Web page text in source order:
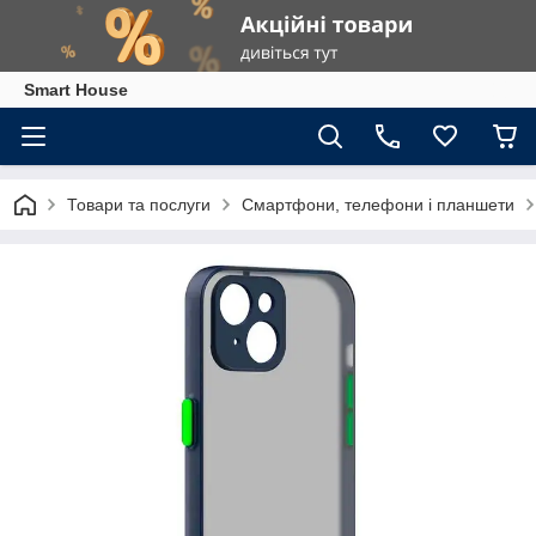
Smart House
Товари та послуги Смартфони, телефони і планшети